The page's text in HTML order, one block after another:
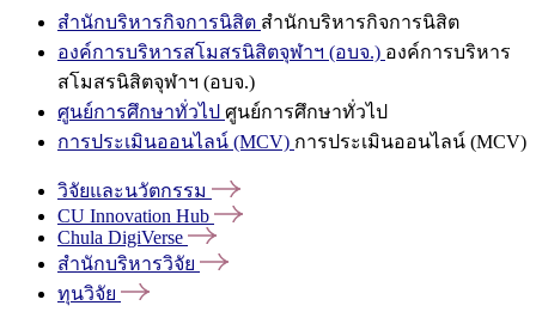
สำนักบริหารกิจการนิสิต สำนักบริหารกิจการนิสิต
องค์การบริหารสโมสรนิสิตจุฬาฯ (อบจ.) องค์การบริหาร
สโมสรนิสิตจุฬาฯ (อบจ.)
ศูนย์การศึกษาทั่วไป ศูนย์การศึกษาทั่วไป
การประเมินออนไลน์ (MCV) การประเมินออนไลน์ (MCV)
วิจัยและนวัตกรรม
CU Innovation Hub
Chula DigiVerse
สำนักบริหารวิจัย
ทุนวิจัย